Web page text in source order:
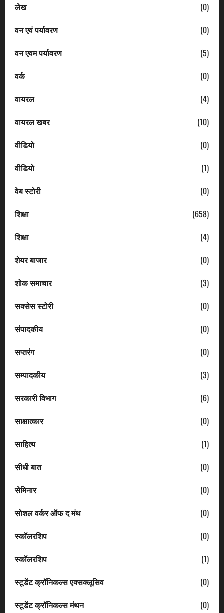
लेख
(0)
वन एवं पर्यावरण
(0)
वन एवम पर्यावरण
(5)
वर्क
(0)
वायरल
(4)
वायरल खबर
(10)
वीडियो
(0)
वीडियो
(1)
वेब स्टोरी
(0)
शिक्षा
(658)
शिक्षा
(4)
शेयर बाजार
(0)
शोक समाचार
(3)
सक्सेस स्टोरी
(0)
संपादकीय
(0)
सप्तरंग
(0)
सम्पादकीय
(3)
सरकारी विभाग
(6)
साक्षात्कार
(0)
साहित्य
(1)
सीधी बात
(0)
सेमिनार
(0)
सोशल वर्कर ऑफ द मंथ
(0)
स्कॉलरशिप
(0)
स्कॉलरशिप
(1)
स्टूडेंट क्रॉनिकल्स एक्सक्लूसिव
(0)
स्टूडेंट क्रॉनिकल्स मंथन
(0)